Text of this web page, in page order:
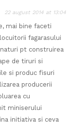
22 august 2014 at 13:04
mai bine faceti
fagarasului
pt construirea
de tiruri si
si produc fisuri
producerii
cu
miniserului
initiativa si ceva